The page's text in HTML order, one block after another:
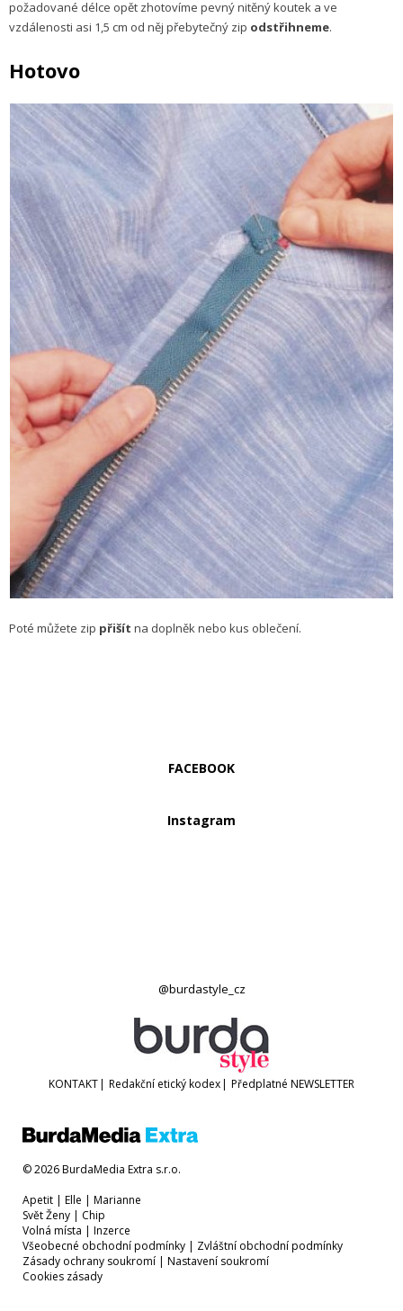
požadované délce opět zhotovíme pevný nitěný koutek a ve
vzdálenosti asi 1,5 cm od něj přebytečný zip odstřihneme.
Hotovo
Poté můžete zip přišít na doplněk nebo kus oblečení.
FACEBOOK
Instagram
@burdastyle_cz
KONTAKT| Redakční etický kodex| Předplatné NEWSLETTER
© 2026 BurdaMedia Extra s.r.o.
Apetit | Elle | Marianne
Svět Ženy | Chip
Volná místa | Inzerce
Všeobecné obchodní podmínky | Zvláštní obchodní podmínky
Zásady ochrany soukromí | Nastavení soukromí
Cookies zásady